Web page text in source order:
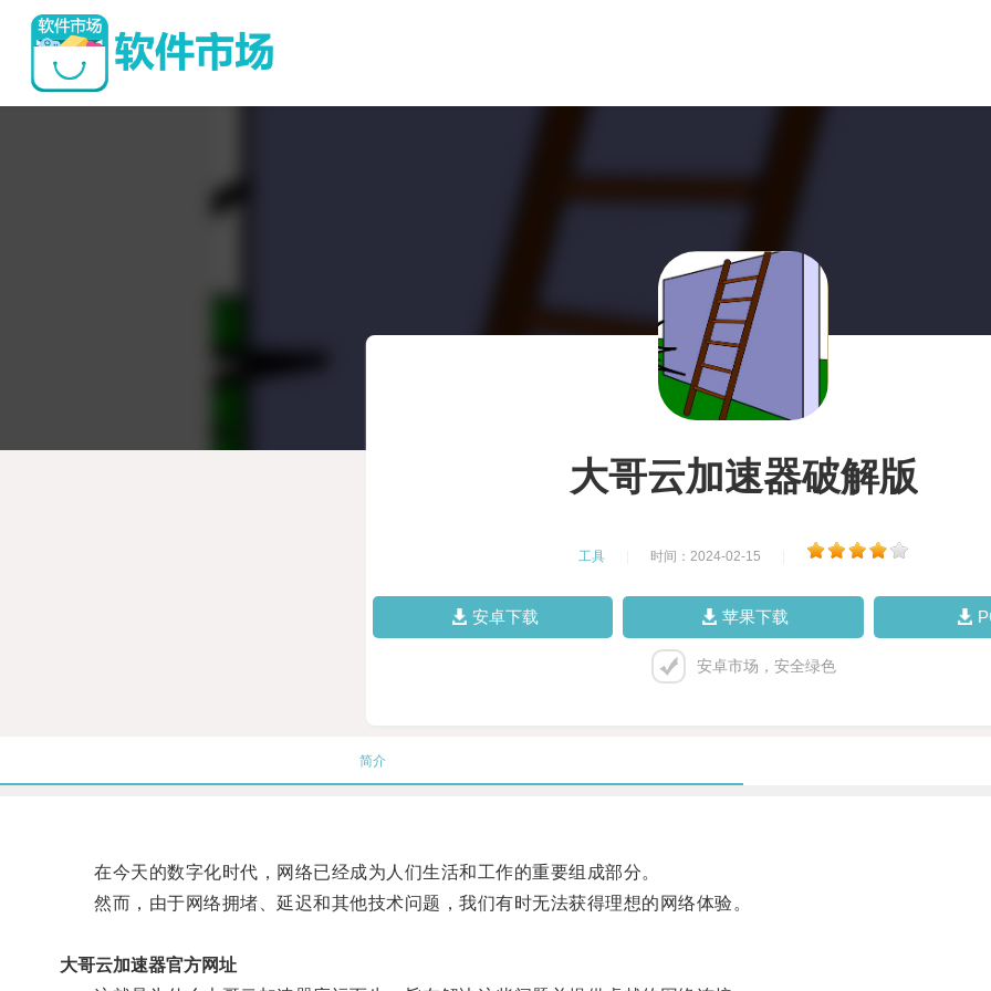
大哥云加速器破解版
工具 时间：2024-02-15
安卓下载 苹果下载
安卓市场，安全绿色
简介
在今天的数字化时代，网络已经成为人们生活和工作的重要组成部分。
然而，由于网络拥堵、延迟和其他技术问题，我们有时无法获得理想的网络体验。
大哥云加速器官方网址